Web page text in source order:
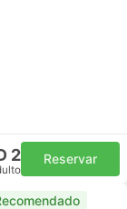
2 Reservar